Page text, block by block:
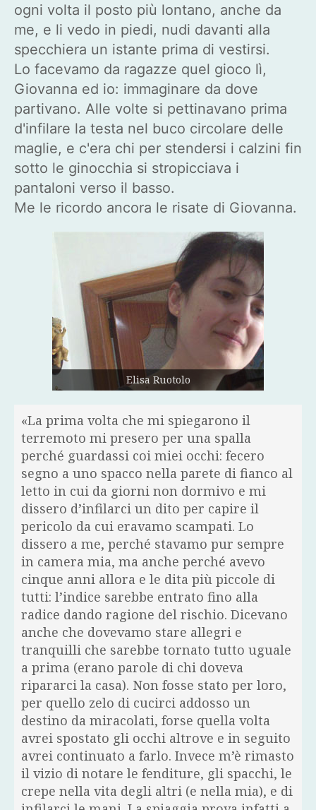
ogni volta il posto più lontano, anche da
me, e li vedo in piedi, nudi davanti alla
specchiera un istante prima di vestirsi.
Lo facevamo da ragazze quel gioco lì,
Giovanna ed io: immaginare da dove
partivano. Alle volte si pettinavano prima
d'infilare la testa nel buco circolare delle
maglie, e c'era chi per stendersi i calzini fin
sotto le ginocchia si stropicciava i
pantaloni verso il basso.
Me le ricordo ancora le risate di Giovanna.
Elisa Ruotolo
«La prima volta che mi spiegarono il
terremoto mi presero per una spalla
perché guardassi coi miei occhi: fecero
segno a uno spacco nella parete di fianco al
letto in cui da giorni non dormivo e mi
dissero d’infilarci un dito per capire il
pericolo da cui eravamo scampati. Lo
dissero a me, perché stavamo pur sempre
in camera mia, ma anche perché avevo
cinque anni allora e le dita più piccole di
tutti: l’indice sarebbe entrato fino alla
radice dando ragione del rischio. Dicevano
anche che dovevamo stare allegri e
tranquilli che sarebbe tornato tutto uguale
a prima (erano parole di chi doveva
ripararci la casa). Non fosse stato per loro,
per quello zelo di cucirci addosso un
destino da miracolati, forse quella volta
avrei spostato gli occhi altrove e in seguito
avrei continuato a farlo. Invece m’è rimasto
il vizio di notare le fenditure, gli spacchi, le
crepe nella vita degli altri (e nella mia), e di